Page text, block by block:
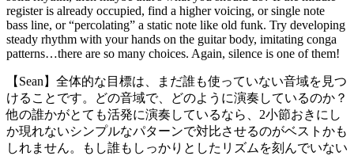
register is already occupied, find a higher voicing, or single note
bass line, or “percolating” a static note like old funk. Try developing
steady rhythm with your hands on the guitar body, imitating conga
patterns…there are so many choices. Again, silence is one of them!
【Sean】全体的な目標は、まだ誰も使っていない音域を見つ
けることです。どの音域で、どのように演奏しているのか？
他の誰かがとても活発に演奏しているなら、2小節おきにし
か現れないシンプルなパターンで対比させるのがベストかも
しれません。もし誰もしっかりとしたリズムを刻んでいない